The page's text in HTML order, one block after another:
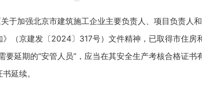
于加强北京市建筑施工企业主要负责人、项目负责人
（京建发〔2024〕317号）文件精神，已取得市住房
要延期的“安管人员”，应当在其安全生产考核合格证书
延续。